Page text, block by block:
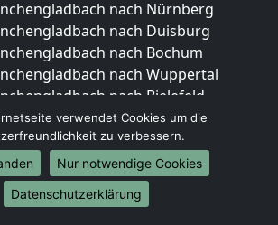
nach Nürnberg
nach Duisburg
nach Bochum
nach Wuppertal
nach Bielefeld
nach Bonn
nach Münster
Umzüge
nach Brasilien
verwendet Cookies um die
zu verbessern.
Nur notwendige Cookies
Datenschutzerklärung